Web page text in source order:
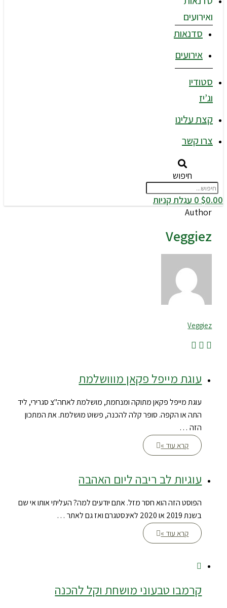
ואירועים
סדנאות
אירועים
סטודיו
וג’יז
קצת עלינו
צרו קשר
חיפוש
$0.00
0 עגלת קניות
Author
Veggiez
Veggiez
עוגת מייפל פקאן מווושלמת
עוגת מייפל פקאן מתוקה ומנחמת, מושלמת לאחה"צ סגרירי, ליד
התה או הקפה. סופר קלה להכנה, פשוט מושלמת. את המתכון
הזה …
קרא עוד »
עוגיות לב ריבה ליום האהבה
הפוסט הזה הוא חסר מזל. אתם יודעים למה? העליתי אותו אי שם
בשנת 2019 או 2020 לאינסטגרם ואז גם לאתר …
קרא עוד »
קרמבו טבעוני מושחת וקל להכנה